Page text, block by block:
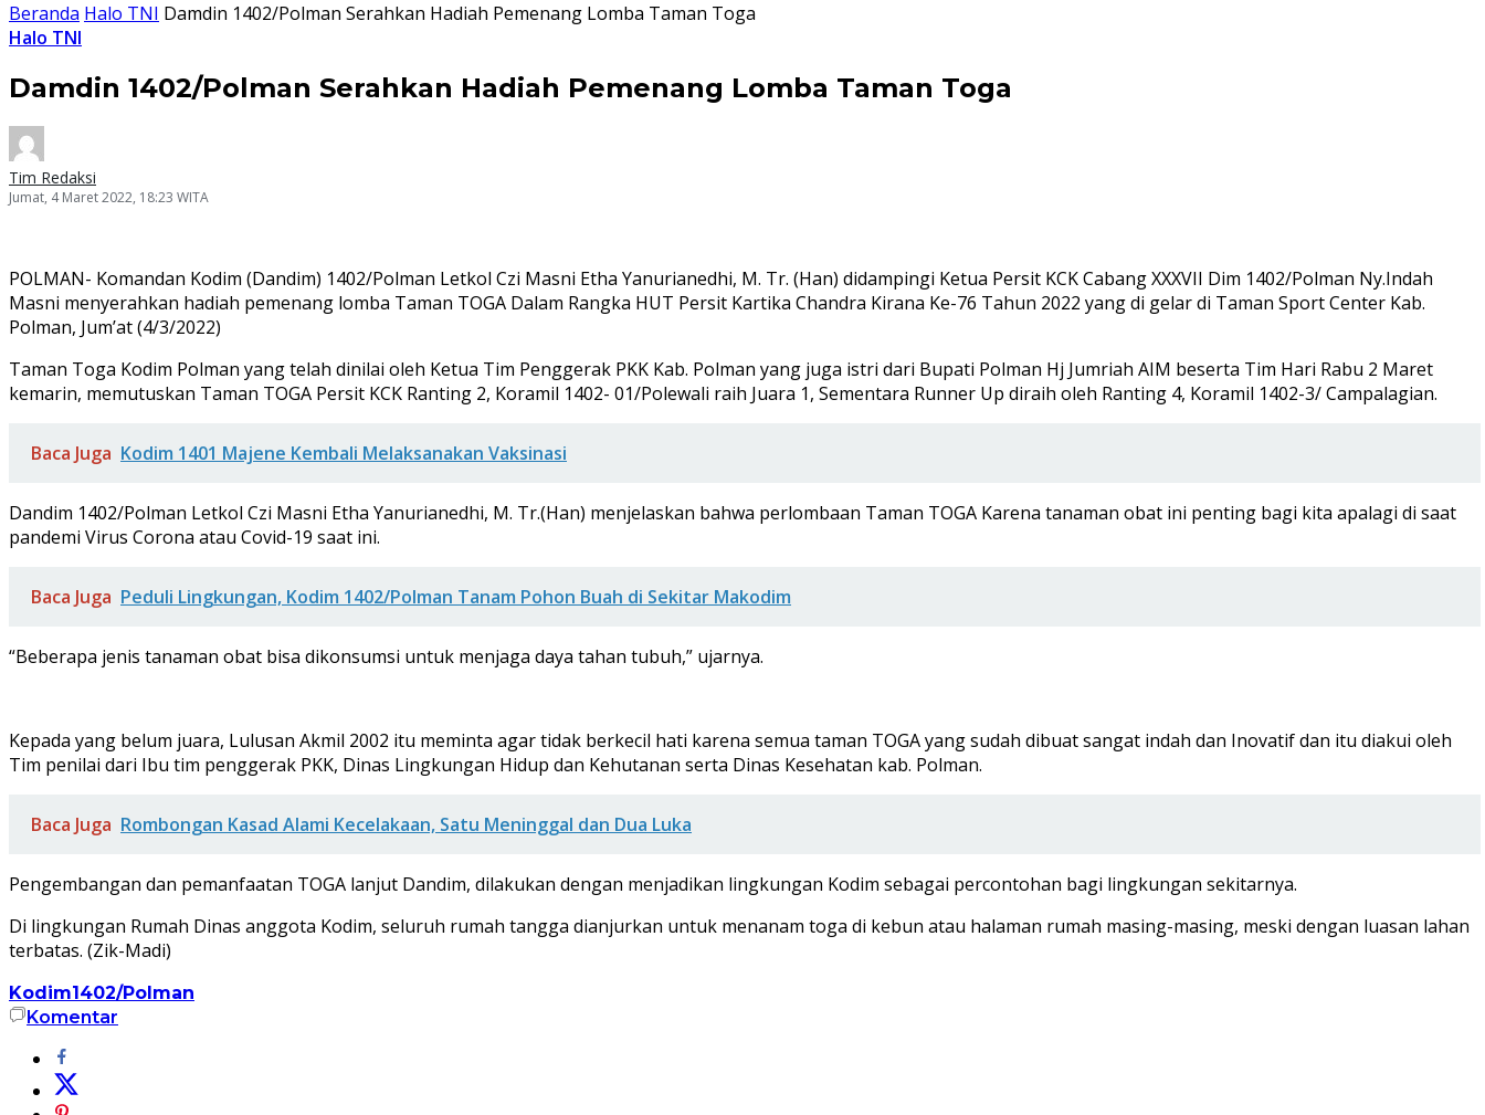
Beranda Halo TNI Damdin 1402/Polman Serahkan Hadiah Pemenang Lomba Taman Toga
Halo TNI
Damdin 1402/Polman Serahkan Hadiah Pemenang Lomba Taman Toga
Tim Redaksi
Jumat, 4 Maret 2022, 18:23 WITA
POLMAN- Komandan Kodim (Dandim) 1402/Polman Letkol Czi Masni Etha Yanurianedhi, M. Tr. (Han) didampingi Ketua Persit KCK Cabang XXXVII Dim 1402/Polman Ny.Indah
Masni menyerahkan hadiah pemenang lomba Taman TOGA Dalam Rangka HUT Persit Kartika Chandra Kirana Ke-76 Tahun 2022 yang di gelar di Taman Sport Center Kab.
Polman, Jum’at (4/3/2022)
Taman Toga Kodim Polman yang telah dinilai oleh Ketua Tim Penggerak PKK Kab. Polman yang juga istri dari Bupati Polman Hj Jumriah AIM beserta Tim Hari Rabu 2 Maret
kemarin, memutuskan Taman TOGA Persit KCK Ranting 2, Koramil 1402- 01/Polewali raih Juara 1, Sementara Runner Up diraih oleh Ranting 4, Koramil 1402-3/ Campalagian.
Baca Juga Kodim 1401 Majene Kembali Melaksanakan Vaksinasi
Dandim 1402/Polman Letkol Czi Masni Etha Yanurianedhi, M. Tr.(Han) menjelaskan bahwa perlombaan Taman TOGA Karena tanaman obat ini penting bagi kita apalagi di saat
pandemi Virus Corona atau Covid-19 saat ini.
Baca Juga Peduli Lingkungan, Kodim 1402/Polman Tanam Pohon Buah di Sekitar Makodim
“Beberapa jenis tanaman obat bisa dikonsumsi untuk menjaga daya tahan tubuh,” ujarnya.
Kepada yang belum juara, Lulusan Akmil 2002 itu meminta agar tidak berkecil hati karena semua taman TOGA yang sudah dibuat sangat indah dan Inovatif dan itu diakui oleh
Tim penilai dari Ibu tim penggerak PKK, Dinas Lingkungan Hidup dan Kehutanan serta Dinas Kesehatan kab. Polman.
Baca Juga Rombongan Kasad Alami Kecelakaan, Satu Meninggal dan Dua Luka
Pengembangan dan pemanfaatan TOGA lanjut Dandim, dilakukan dengan menjadikan lingkungan Kodim sebagai percontohan bagi lingkungan sekitarnya.
Di lingkungan Rumah Dinas anggota Kodim, seluruh rumah tangga dianjurkan untuk menanam toga di kebun atau halaman rumah masing-masing, meski dengan luasan lahan
terbatas. (Zik-Madi)
Kodim1402/Polman
Komentar